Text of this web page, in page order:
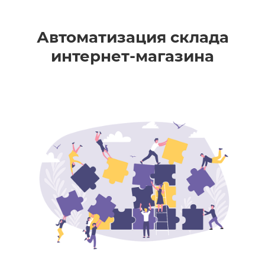
Автоматизация склада
интернет-магазина